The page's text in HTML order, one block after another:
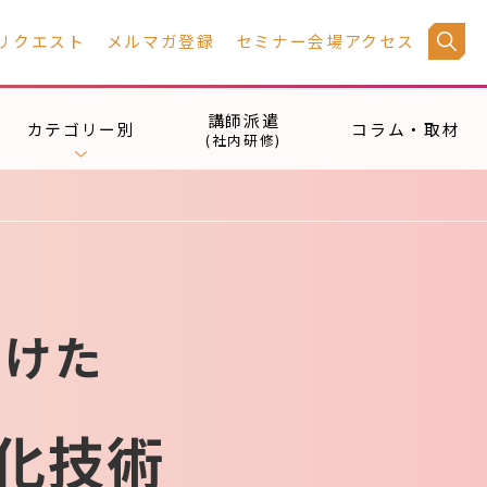
クエスト メルマガ登録 セミナー会場アクセス
カテゴリー別 講師派遣
(社内研修) コラム・取材
た
技術